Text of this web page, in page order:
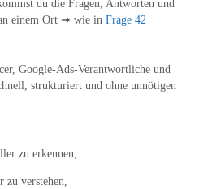
du die Fragen, Antworten und
einem Ort ➟ wie in Frage 42
Google-Ads-Verantwortliche und
strukturiert und ohne unnötigen
zu erkennen,
zu verstehen,